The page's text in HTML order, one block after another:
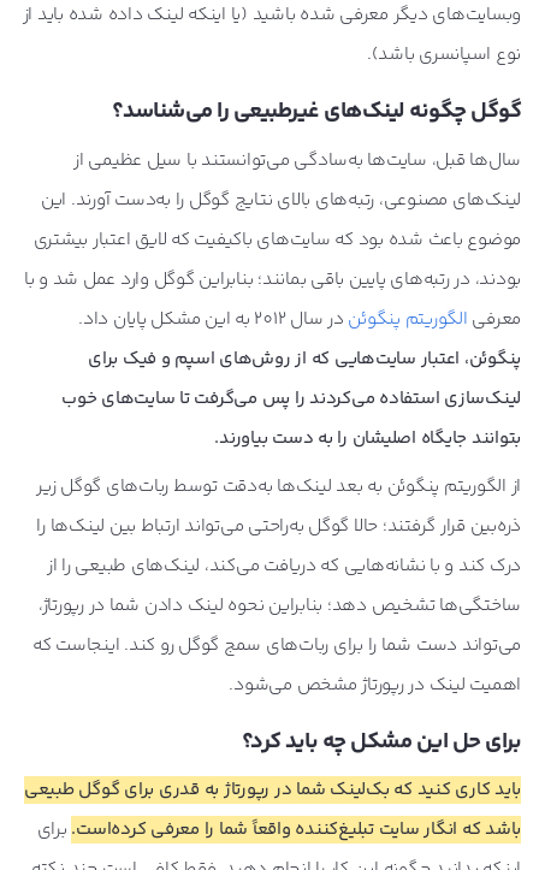
وبسایت‌های دیگر معرفی شده باشید (یا اینکه لینک داده شده باید از
نوع اسپانسری باشد).
گوگل چگونه لینک‌های غیرطبیعی را می‌شناسد؟
سال‌ها قبل، سایت‌ها به‌سادگی می‌توانستند با سیل عظیمی از
لینک‌های مصنوعی، رتبه‌های بالای نتایج گوگل را به‌دست آورند. این
موضوع باعث شده بود که سایت‌های باکیفیت که لایق اعتبار بیشتری
بودند، در رتبه‌های پایین باقی بمانند؛ بنابراین گوگل وارد عمل شد و با
معرفی الگوریتم پنگوئن در سال 2012 به این مشکل پایان داد.
پنگوئن، اعتبار سایت‌هایی که از روش‌های اسپم و فیک برای
لینک‌سازی استفاده می‌کردند را پس می‌گرفت تا سایت‌های خوب
بتوانند جایگاه اصلیشان را به دست بیاورند.
از الگوریتم پنگوئن به بعد لینک‌ها به‌دقت توسط ربات‌های گوگل زیر
ذره‌بین قرار گرفتند؛ حالا گوگل به‌راحتی می‌تواند ارتباط بین لینک‌ها را
درک کند و با نشانه‌هایی که دریافت می‌کند، لینک‌های طبیعی را از
ساختگی‌ها تشخیص دهد؛ بنابراین نحوه لینک دادن شما در رپورتاژ،
می‌تواند دست شما را برای ربات‌های سمج گوگل رو کند. اینجاست که
اهمیت لینک در رپورتاژ مشخص می‌شود.
برای حل این مشکل چه باید کرد؟
باید کاری کنید که بک‌لینک شما در رپورتاژ به قدری برای گوگل طبیعی
باشد که انگار سایت تبلیغ‌کننده واقعاً شما را معرفی کرده‌است. برای